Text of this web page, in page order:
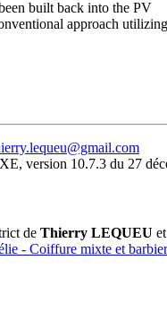
built back into the PV
approach
version 10.7.3 du 27
de Thierry LEQUEU
- Coiffure mixte et barbier